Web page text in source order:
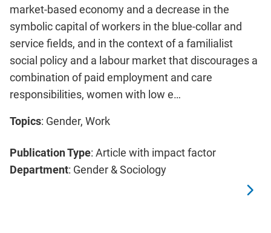
market-based economy and a decrease in the
symbolic capital of workers in the blue-collar and
service fields, and in the context of a familialist
social policy and a labour market that discourages a
combination of paid employment and care
responsibilities, women with low e…
Topics: Gender, Work
Publication Type: Article with impact factor
Department: Gender & Sociology